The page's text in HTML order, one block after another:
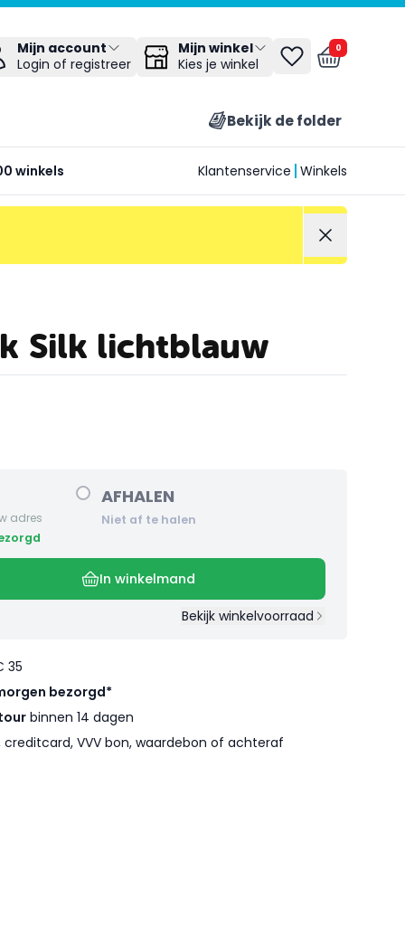
Mijn account
Login of registreer
Mijn winkel
Kies je winkel
0
Bekijk de folder
winkels Klantenservice Winkels
Silk lichtblauw
adres
AFHALEN
Niet af te halen
In winkelmand
Bekijk winkelvoorraad
35
bezorgd*
binnen 14 dagen
creditcard, VVV bon, waardebon of achteraf